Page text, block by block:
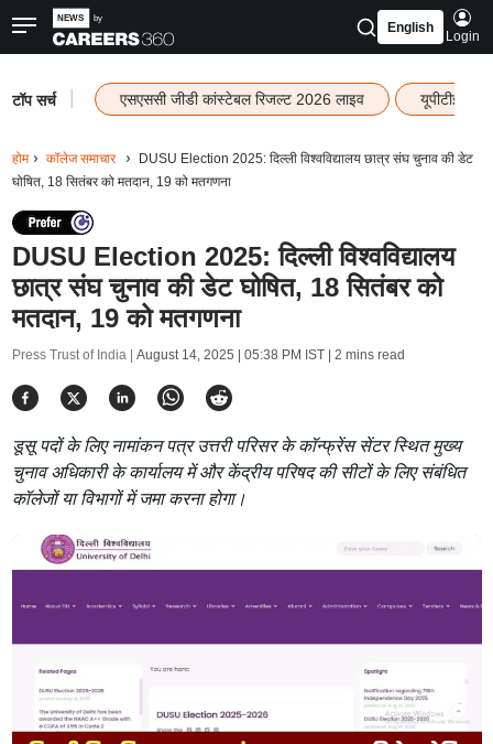
English
Login
टॉप सर्च एसएससी जीडी कांस्टेबल रिजल्ट 2026 लाइव यूपीटीईटी
होम कॉलेज समाचार
DUSU Election 2025: दिल्ली विश्वविद्यालय छात्र संघ चुनाव की डेट
घोषित, 18 सितंबर को मतदान, 19 को मतगणना
DUSU Election 2025: दिल्ली विश्वविद्यालय
छात्र संघ चुनाव की डेट घोषित, 18 सितंबर को
मतदान, 19 को मतगणना
Press Trust of India | August 14, 2025 | 05:38 PM IST| 2 mins read
डूसू पदों के लिए नामांकन पत्र उत्तरी परिसर के कॉन्फ्रेंस सेंटर स्थित मुख्य
चुनाव अधिकारी के कार्यालय में और केंद्रीय परिषद की सीटों के लिए संबंधित
कॉलेजों या विभागों में जमा करना होगा।